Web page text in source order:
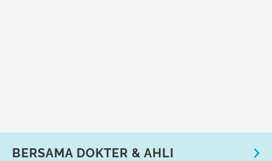
BERSAMA DOKTER & AHLI